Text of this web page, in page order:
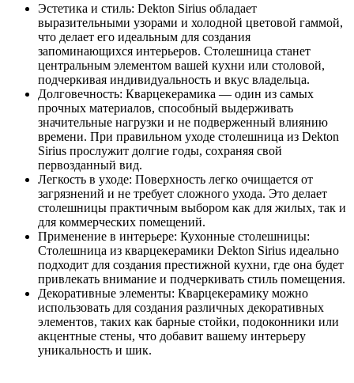
Эстетика и стиль: Dekton Sirius обладает
выразительными узорами и холодной цветовой гаммой,
что делает его идеальным для создания
запоминающихся интерьеров. Столешница станет
центральным элементом вашей кухни или столовой,
подчеркивая индивидуальность и вкус владельца.
Долговечность: Кварцекерамика — один из самых
прочных материалов, способный выдерживать
значительные нагрузки и не подверженный влиянию
времени. При правильном уходе столешница из Dekton
Sirius прослужит долгие годы, сохраняя свой
первозданный вид.
Легкость в уходе: Поверхность легко очищается от
загрязнений и не требует сложного ухода. Это делает
столешницы практичным выбором как для жилых, так и
для коммерческих помещений.
Применение в интерьере: Кухонные столешницы:
Столешница из кварцекерамики Dekton Sirius идеально
подходит для создания престижной кухни, где она будет
привлекать внимание и подчеркивать стиль помещения.
Декоративные элементы: Кварцекерамику можно
использовать для создания различных декоративных
элементов, таких как барные стойки, подоконники или
акцентные стены, что добавит вашему интерьеру
уникальность и шик.